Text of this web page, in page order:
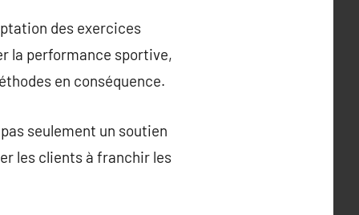
des exercices
la performance sportive,
en conséquence.
seulement un soutien
les clients à franchir les